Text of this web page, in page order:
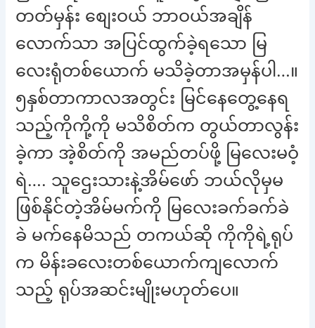
တတ်မှန်း စျေးဝယ် ဘာဝယ်အချိန်
လောက်သာ အပြင်ထွက်ခဲ့ရသော မြ
လေးရုံတစ်ယောက် မသိခဲ့တာအမှန်ပါ…။
၅နှစ်တာကာလအတွင်း မြင်နေတွေ့နေရ
သည့်ကိုကို့ကို မသိစိတ်က တွယ်တာလွန်း
ခဲ့ကာ အဲ့စိတ်ကို အမည်တပ်ဖို့ မြလေးမဝံ့
ရဲ…. သူဌေးသားနဲ့အိမ်ဖော် ဘယ်လိုမှမ
ဖြစ်နိုင်တဲ့အိမ်မက်ကို မြလေးခက်ခက်ခဲ
ခဲ မက်နေမိသည် တကယ်ဆို ကိုကိုရဲ့ရုပ်
က မိန်းခလေးတစ်ယောက်ကျလောက်
သည့် ရုပ်အဆင်းမျိုးမဟုတ်ပေ။